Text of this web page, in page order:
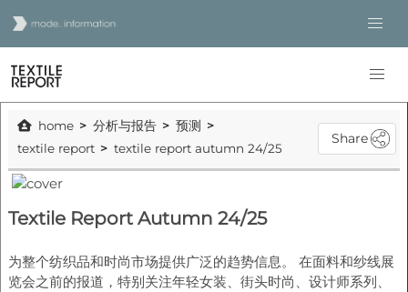
home 分析与报告
预测
textile report
textile report autumn 24/25
Share
Textile Report Autumn 24/25
为整个纺织品和时尚市场提供广泛的趋势信息。 在面料和纱线展
览会之前的报道，特别关注年轻女装、街头时尚、设计师系列、